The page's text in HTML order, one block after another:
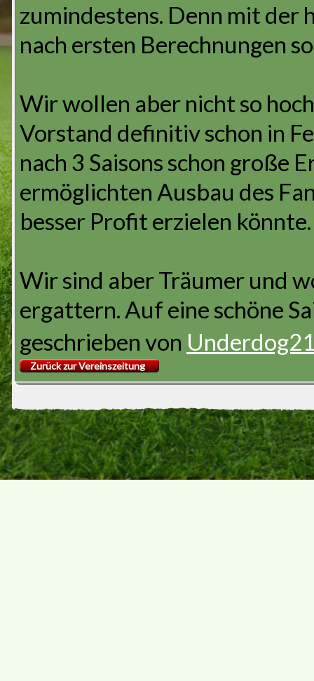
zumindestens. Denn mit der
nach ersten Berechnungen
Wir wollen aber nicht so
Vorstand definitiv schon in
nach 3 Saisons schon große
ermöglichten Ausbau des
besser Profit erzielen könnte.
Wir sind aber Träumer und
ergattern. Auf eine schöne
geschrieben von
Zurück zur Vereinszeitung